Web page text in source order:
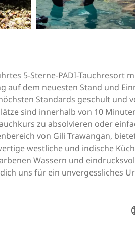
5-Sterne-PADI-Tauchresort
auf dem neuesten Stand und
Standards geschult
sind innerhalb von 10
zu absolvieren oder
von Gili Trawangan,
westliche und indische
Wassern und
uns für ein unvergessliches